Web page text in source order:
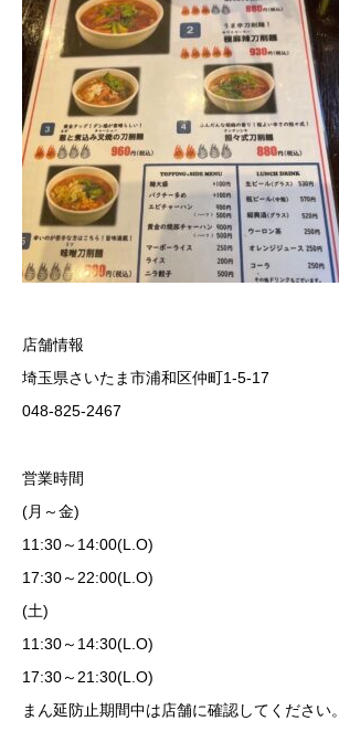
店舗情報
埼玉県さいたま市浦和区仲町1-5-17
048-825-2467
営業時間
(月～金)
11:30～14:00(L.O)
17:30～22:00(L.O)
(土)
11:30～14:30(L.O)
17:30～21:30(L.O)
まん延防止期間中は店舗に確認してください。